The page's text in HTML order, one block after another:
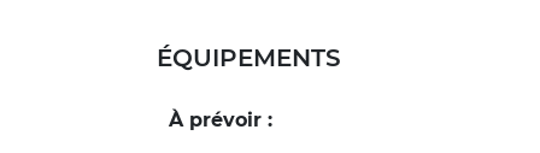
ÉQUIPEMENTS
À prévoir :